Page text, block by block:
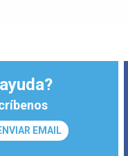
EMAIL